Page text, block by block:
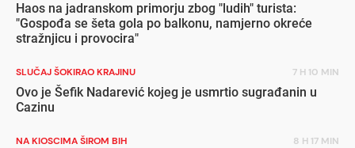
Haos na jadranskom primorju zbog "ludih" turista:
"Gospođa se šeta gola po balkonu, namjerno okreće
stražnjicu i provocira"
SLUČAJ ŠOKIRAO KRAJINU 7 H 10 MIN
Ovo je Šefik Nadarević kojeg je usmrtio sugrađanin u
Cazinu
NA KIOSCIMA ŠIROM BIH 8 H 17 MIN